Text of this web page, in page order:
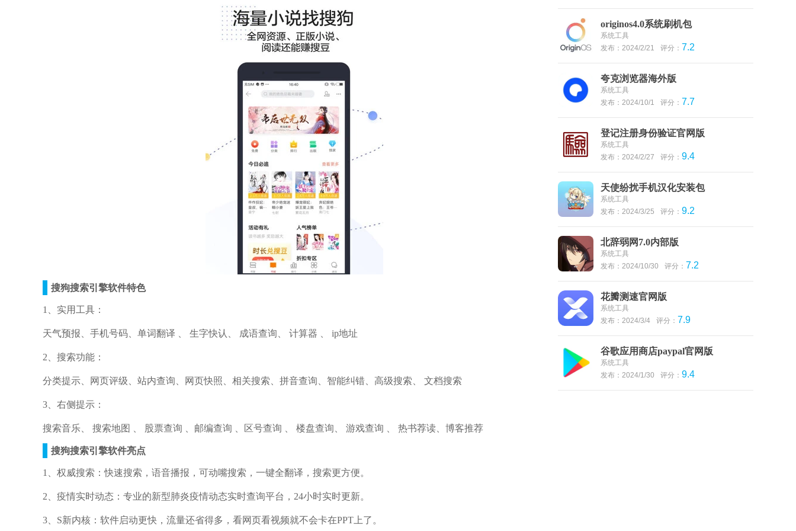
搜狗搜索引擎软件特色
1、实用工具：
天气预报、手机号码、单词翻译 、 生字快认、 成语查询、 计算器 、 ip地址
2、搜索功能：
分类提示、网页评级、站内查询、网页快照、相关搜索、拼音查询、智能纠错、高级搜索、 文档搜索
3、右侧提示：
搜索音乐、 搜索地图 、 股票查询 、邮编查询 、区号查询 、 楼盘查询、 游戏查询 、 热书荐读、博客推荐
搜狗搜索引擎软件亮点
1、权威搜索：快速搜索，语音播报，可动嘴搜索，一键全翻译，搜索更方便。
2、疫情实时动态：专业的新型肺炎疫情动态实时查询平台，24小时实时更新。
3、S新内核：软件启动更快，流量还省得多，看网页看视频就不会卡在PPT上了。
originos4.0系统刷机包
系统工具
发布：2024/2/21
评分： 7.2
夸克浏览器海外版
系统工具
发布：2024/10/1
评分： 7.7
登记注册身份验证官网版
系统工具
发布：2024/2/27
评分： 9.4
天使纷扰手机汉化安装包
系统工具
发布：2024/3/25
评分： 9.2
北辞弱网7.0内部版
系统工具
发布：2024/10/30
评分： 7.2
花瓣测速官网版
系统工具
发布：2024/3/4
评分： 7.9
谷歌应用商店paypal官网版
系统工具
发布：2024/1/30
评分： 9.4